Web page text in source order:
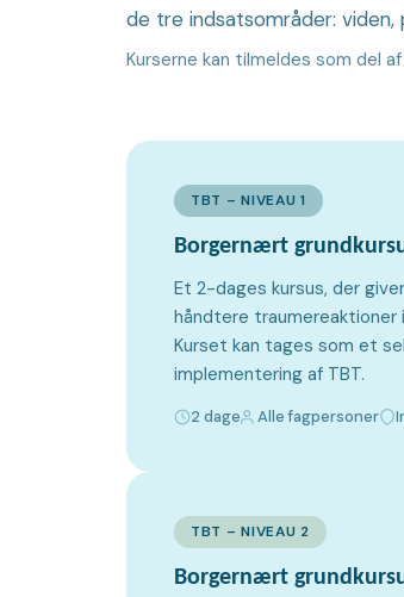
de tre indsatsområder: viden,
Kurserne kan tilmeldes som del
TBT – NIVEAU 1
Borgernært
Et 2-dages kursus, der
håndtere traumereaktioner
Kurset kan tages som et
implementering af TBT.
2 dage Alle fagpersoner
TBT – NIVEAU 2
Borgernært